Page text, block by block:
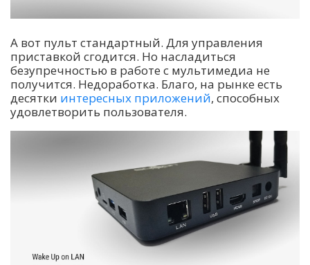
А вот пульт стандартный. Для управления
приставкой сгодится. Но насладиться
безупречностью в работе с мультимедиа не
получится. Недоработка. Благо, на рынке есть
десятки интересных приложений, способных
удовлетворить пользователя.